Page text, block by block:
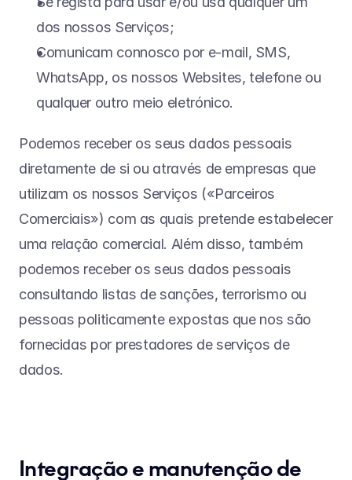
dos nossos Serviços;
Comunicam connosco por e-mail, SMS,
WhatsApp, os nossos Websites, telefone ou
qualquer outro meio eletrónico.
Podemos receber os seus dados pessoais
diretamente de si ou através de empresas que
utilizam os nossos Serviços («Parceiros
Comerciais») com as quais pretende estabelecer
uma relação comercial. Além disso, também
podemos receber os seus dados pessoais
consultando listas de sanções, terrorismo ou
pessoas politicamente expostas que nos são
fornecidas por prestadores de serviços de
dados.
Integração e manutenção de